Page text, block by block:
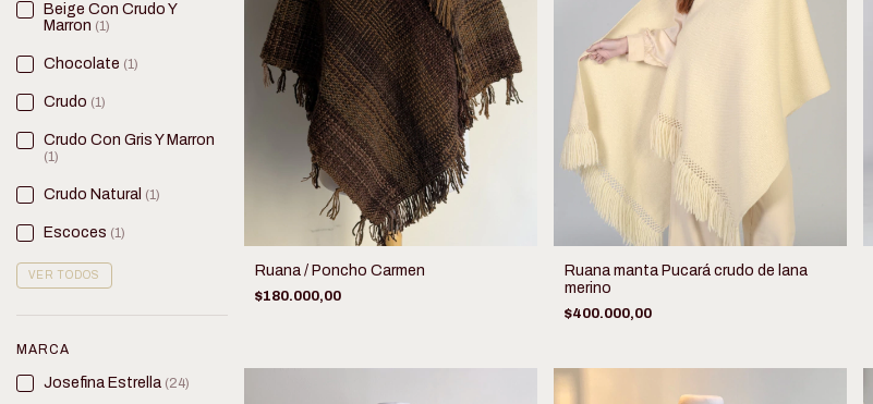
Beige Con Crudo Y
Marron (1)
Chocolate (1)
Crudo (1)
Crudo Con Gris Y Marron
(1)
Crudo Natural (1)
Escoces (1)
VER TODOS
MARCA
Josefina Estrella (24)
Ruana / Poncho Carmen
$180.000,00
Ruana manta Pucará crudo de lana
merino
$400.000,00